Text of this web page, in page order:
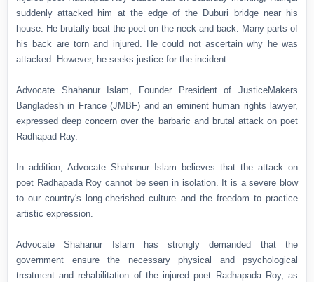
suddenly attacked him at the edge of the Duburi bridge near his
house. He brutally beat the poet on the neck and back. Many parts of
his back are torn and injured. He could not ascertain why he was
attacked. However, he seeks justice for the incident.
Advocate Shahanur Islam, Founder President of JusticeMakers
Bangladesh in France (JMBF) and an eminent human rights lawyer,
expressed deep concern over the barbaric and brutal attack on poet
Radhapad Ray.
In addition, Advocate Shahanur Islam believes that the attack on
poet Radhapada Roy cannot be seen in isolation. It is a severe blow
to our country's long-cherished culture and the freedom to practice
artistic expression.
Advocate Shahanur Islam has strongly demanded that the
government ensure the necessary physical and psychological
treatment and rehabilitation of the injured poet Radhapada Roy, as